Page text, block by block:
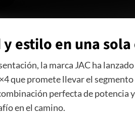
estilo en una
la marca JAC ha
que promete llevar el
perfecta de potencia
en el camino.